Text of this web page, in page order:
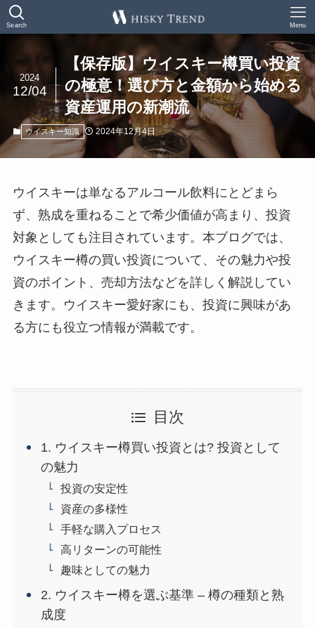
Search Menu
【保存版】ウイスキー樽買い投資
の極意！選び方と金額から始める
資産運用の新潮流
2024
12/04
ウイスキー知識 2024年12月4日
ウイスキーは単なるアルコール飲料にとどまら
ず、熟成を重ねることで希少価値が高まり、投資
対象としても注目されています。本ブログでは、
ウイスキー樽の買い投資について、その魅力や投
資のポイント、売却方法などを詳しく解説してい
きます。ウイスキー愛好家にも、投資に興味があ
る方にも役立つ情報が満載です。
目次
1. ウイスキー樽買い投資とは? 投資として
の魅力
投資の安定性
資産の多様性
手軽な購入プロセス
高リターンの可能性
趣味としての魅力
2. ウイスキー樽を選ぶ基準 – 樽の種類と熟
成度